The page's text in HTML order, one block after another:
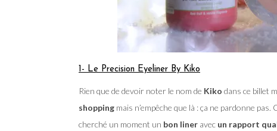
1- Le Precision Eyeliner By Kiko
Rien que de devoir noter le nom de Kiko dans ce billet
shopping mais n’empêche que là : ça ne pardonne
cherché un moment un bon liner avec un rapport